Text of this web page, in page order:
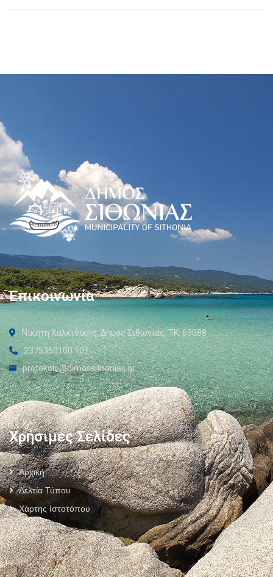
Επικοινωνία
Νικήτη Χαλκιδικής, Δήμος Σιθωνίας, ΤΚ: 63088
2375350100 102
protokolo@dimossithonias.gr
Χρήσιμες Σελίδες
Αρχική
Δελτία Τύπου
Χάρτης Ιστοτόπου
Επικοινωνία